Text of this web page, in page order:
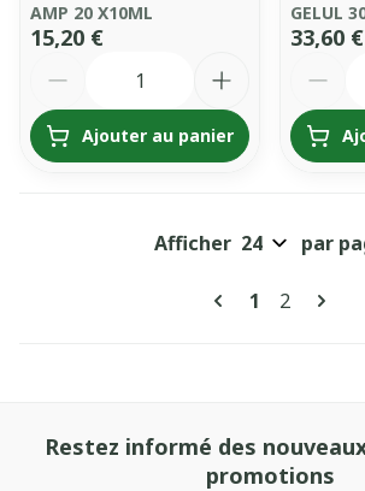
AMP 20 X10ML
15,20 €
Ajouter au panier
GELUL
33,60 €
Pages
Vous lisez
1 Page
2
Afficher par
Restez informé des
promotions